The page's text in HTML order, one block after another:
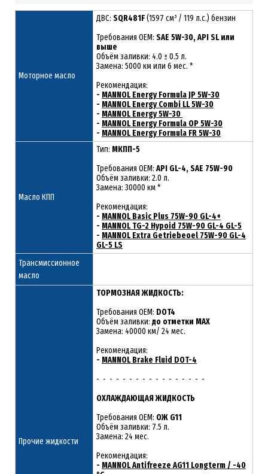
Моторное масло
ДВС: SQR481F(1597 см³ / 119 л.с.) бензин
Требования ОЕМ: SAE 5W-30, API SL или
выше
Объём заливки: 4.0 ± 0.5 л.
Замена: 5000 км или 6 мес. *
Рекомендация:
- MANNOL Energy Formula JP 5W-30
- MANNOL Energy Combi LL 5W-30
- MANNOL Energy 5W-30
- MANNOL Energy Formula OP 5W-30
- MANNOL Energy Formula FR 5W-30
Масло КПП
Тип: МКПП-5
Требования OEM: API GL-4, SAE 75W-90
Объём заливки: 2.0 л.
Замена: 30000 км *
Рекомендация:
- MANNOL Basic Plus 75W-90 GL-4+
- MANNOL TG-2 Hypoid 75W-90 GL-4 GL-5
- MANNOL Extra Getriebeoel 75W-90 GL-4
GL-5 LS
Трансмиссионное
масло
Прочие жидкости
ТОРМОЗНАЯ ЖИДКОСТЬ:
Требования OEM: DOT4
Объём заливки: до отметки MAX
Замена: 40000 км/ 24 мес.
Рекомендация:
- MANNOL Brake Fluid DOT-4
- - - - - - - - - - - - - - - - -
ОХЛАЖДАЮЩАЯ ЖИДКОСТЬ
Требования OEM: ОЖ G11
Объём заливки: 7.5 л.
Замена: 24 мес.
Рекомендация:
- MANNOL Antifreeze AG11 Longterm / -40